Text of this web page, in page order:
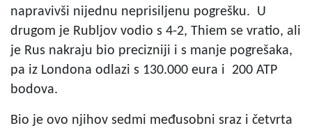
napravivši nijednu neprisiljenu pogrešku. U
drugom je Rubljov vodio s 4-2, Thiem se vratio, ali
je Rus nakraju bio precizniji i s manje pogrešaka,
pa iz Londona odlazi s 130.000 eura i 200 ATP
bodova.
Bio je ovo njihov sedmi međusobni sraz i četvrta